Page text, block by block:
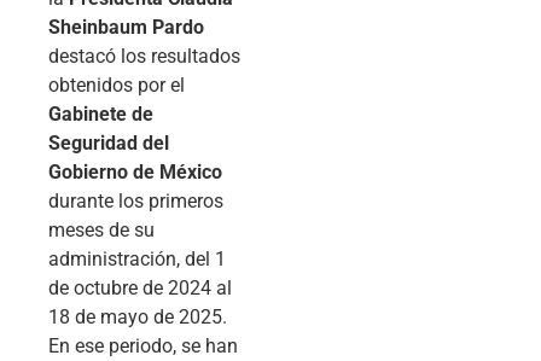
Sheinbaum Pardo
destacó los resultados
obtenidos por el
Gabinete de
Seguridad del
Gobierno de México
durante los primeros
meses de su
administración, del 1
de octubre de 2024 al
18 de mayo de 2025.
En ese periodo, se han